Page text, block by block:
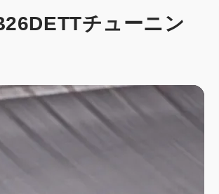
チューニン